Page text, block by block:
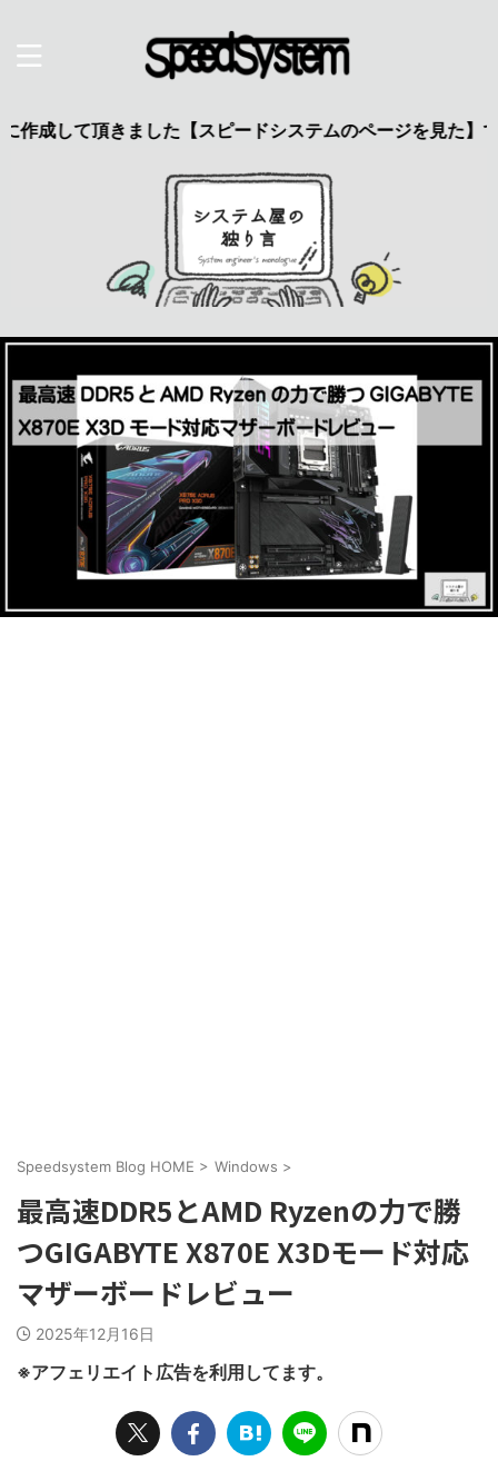
した【スピードシステムのページを見た】で特典あり 興
Speedsystem Blog HOME > Windows >
最高速DDR5とAMD Ryzenの力で勝
つGIGABYTE X870E X3Dモード対応
マザーボードレビュー
2025年12月16日
※アフェリエイト広告を利用してます。